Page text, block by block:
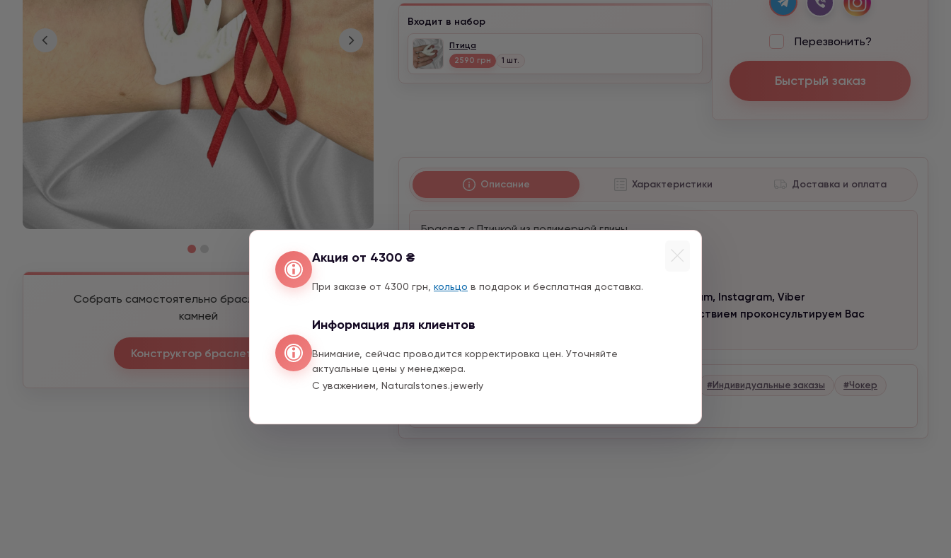
Акция от 4300 ₴
При заказе от 4300 грн, кольцо в подарок и бесплатная доставка.
Информация для клиентов
Внимание, сейчас проводится корректировка цен. Уточняйте
актуальные цены у менеджера.
С уважением, Naturalstones.jewerly
Собрать самостоятельно браслет из разных
камней
Конструктор браслетов
Входит в набор
Птица
2590 грн 1 шт.
Перезвонить?
Быстрый заказ
Описание Характеристики Доставка и оплата
Браслет с Птичкой из полимерной глины.
Для индивидуального заказа напишите нам Telegram, Instagram, Viber
или оставьте уведомление на сайте, мы с удовольствием проконсультируем Вас
подробнее.
Теги: #Браслеты #Индивидуальные заказы
#Чокер